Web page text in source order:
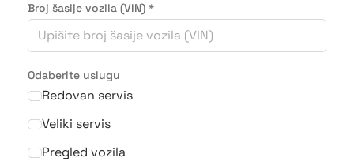
Broj šasije vozila (VIN) *
Odaberite uslugu
Redovan servis
Veliki servis
Pregled vozila